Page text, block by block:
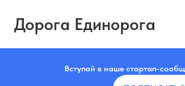
Дорога Единорога
Вступай в наше стартап-